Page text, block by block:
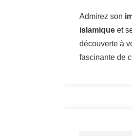
Admirez son
islamique et
découverte à
fascinante de